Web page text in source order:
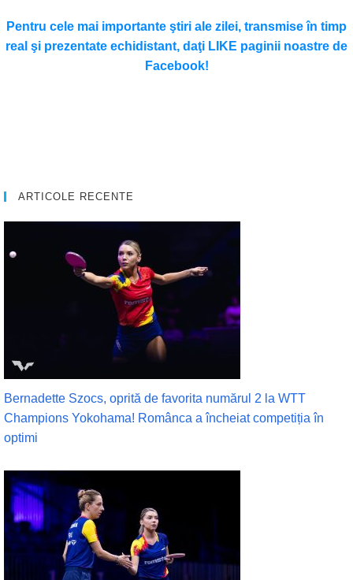
Pentru cele mai importante ştiri ale zilei, transmise în timp
real şi prezentate echidistant, daţi LIKE paginii noastre de
Facebook!
ARTICOLE RECENTE
Bernadette Szocs, oprită de favorita numărul 2 la WTT
Champions Yokohama! Românca a încheiat competiția în
optimi